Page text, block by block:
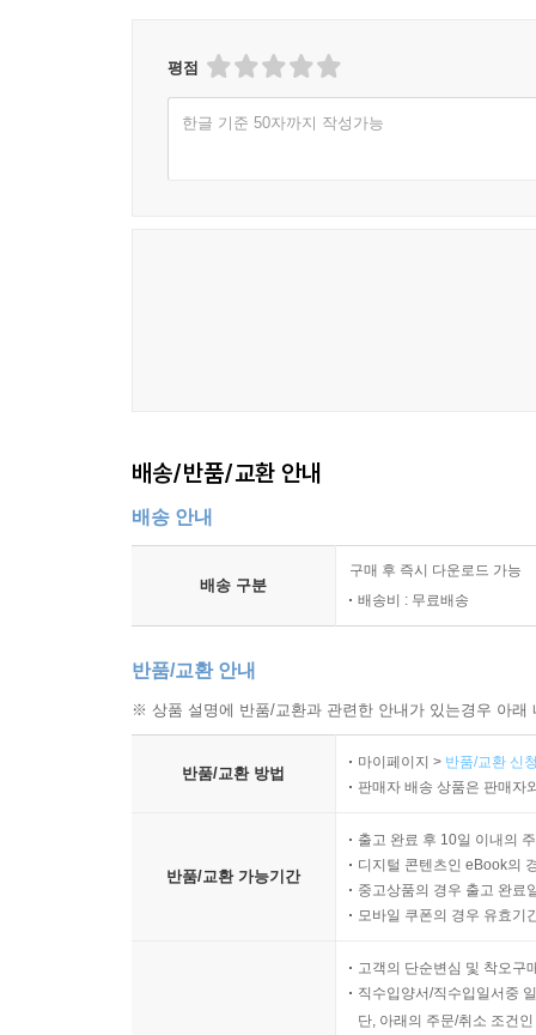
평점
한글 기준 50자까지 작성가능
배송/반품/교환 안내
배송 안내
배송 구분
구매 후 즉시 다운로드 가능
배송비 : 무료배송
반품/교환 안내
※ 상품 설명에 반품/교환과 관련한 안내가 있는경우 아
반품/교환 방법
마이페이지 > 반품/교환 신
판매자 배송 상품은 판매자
반품/교환 가능기간
출고 완료 후 10일 이내의
디지털 콘텐츠인 eBook의
중고상품의 경우 출고 완료
모바일 쿠폰의 경우 유효기
고객의 단순변심 및 착오구
직수입양서/직수입일서중
단, 아래의 주문/취소 조건